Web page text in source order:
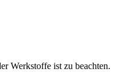
Werkstoffe ist zu beachten.